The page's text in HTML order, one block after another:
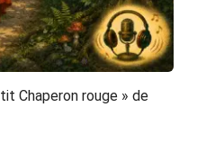
Chaperon rouge » de